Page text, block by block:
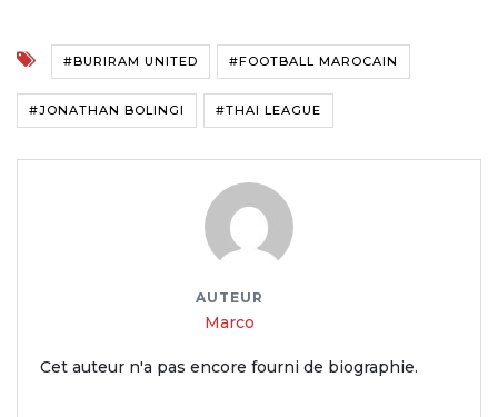
#BURIRAM UNITED #FOOTBALL MAROCAIN
#JONATHAN BOLINGI #THAI LEAGUE
AUTEUR
Marco
Cet auteur n'a pas encore fourni de biographie.